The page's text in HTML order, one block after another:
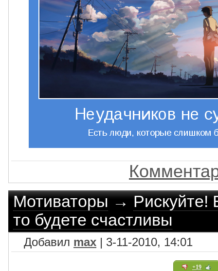
Мотиваторы→Рискуйте!
то будете счастливы
Добавил max | 3-11-2010, 14:01
+19